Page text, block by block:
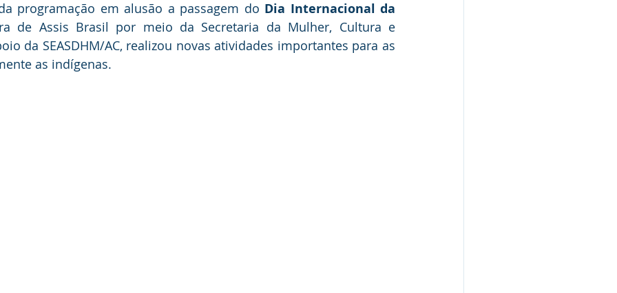
Publica Dengue No Gabinete Convênios e Parcerias
programação em alusão a passagem do Dia Internacional da
de Assis Brasil por meio da Secretaria da Mulher, Cultura e
da SEASDHM/AC, realizou novas atividades importantes para as
as indígenas.